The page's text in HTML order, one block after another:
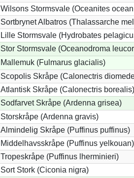
Wilsons Stormsvale (Oceanites
Sortbrynet Albatros (Thalassarche
Lille Stormsvale (Hydrobates
Stor Stormsvale (Oceanodroma
Mallemuk (Fulmarus glacialis)
Scopolis Skråpe (Calonectris
Atlantisk Skråpe (Calonectris borealis)
Sodfarvet Skråpe (Ardenna grisea)
Storskråpe (Ardenna gravis)
Almindelig Skråpe (Puffinus puffinus)
Middelhavsskråpe (Puffinus yelkouan)
Tropeskråpe (Puffinus lherminieri)
Sort Stork (Ciconia nigra)